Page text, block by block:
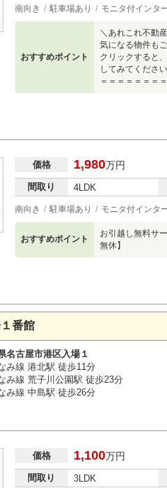
南向き 駐車場あり モニタ付インタ
おすすめポイント
＼あれこれ不動
気になる物件も
クリックすると
してみてくださ
＝＝＝＝＝＝＝
価格 1,980万円
間取り 4LDK
南向き 駐車場あり モニタ付インタ
おすすめポイント
お引越し無料サ
無休】
番館
名古屋市港区入場１
み線 港北駅 徒歩11分
み線 荒子川公園駅 徒歩23分
み線 中島駅 徒歩26分
価格 1,100万円
間取り 3LDK